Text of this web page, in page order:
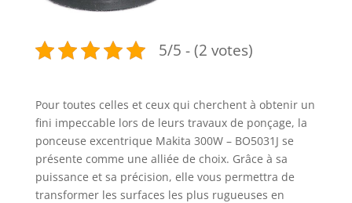
5/5 - (2 votes)
Pour toutes celles et ceux qui cherchent à obtenir un
fini impeccable lors de leurs travaux de ponçage, la
ponceuse excentrique Makita 300W – BO5031J se
présente comme une alliée de choix. Grâce à sa
puissance et sa précision, elle vous permettra de
transformer les surfaces les plus rugueuses en